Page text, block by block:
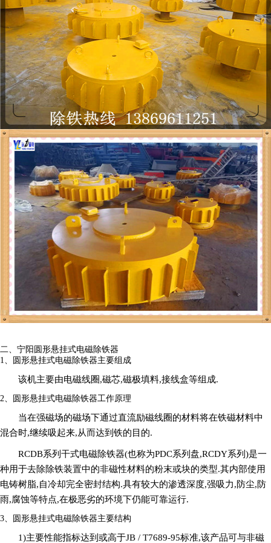
二、宁阳圆形悬挂式电磁除铁器
1、圆形悬挂式电磁除铁器主要组成
该机主要由电磁线圈,磁芯,磁极填料,接线盒等组成.
2、圆形悬挂式电磁除铁器工作原理
当在强磁场的磁场下通过直流励磁线圈的材料将在铁磁材料中
混合时,继续吸起来,从而达到铁的目的.
RCDB系列干式电磁除铁器(也称为PDC系列盘,RCDY系列)是一
种用于去除除铁装置中的非磁性材料的粉末或块的类型.其内部使用
电铸树脂,自冷却完全密封结构.具有较大的渗透深度,强吸力,防尘,防
雨,腐蚀等特点,在极恶劣的环境下仍能可靠运行.
3、圆形悬挂式电磁除铁器主要结构
1)主要性能指标达到或高于JB / T7689-95标准,该产品可与非磁